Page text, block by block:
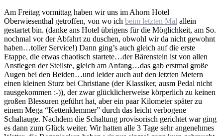
Am Freitag vormittag haben wir uns im Ahorn Hotel
Oberwiesenthal getroffen, von wo ich beim letzten Mal allein
gestartet bin. (danke ans Hotel übrigens für die Möglichkeit, am So.
nochmal vor der Abfahrt zu duschen, obwohl wir da nicht gewohnt
haben…toller Service!) Dann ging’s auch gleich auf die erste
Etappe, die etwas chaotisch startete…der Bärenstein ist von allen
Anstiegen der Steilste, gleich am Anfang…das gab erstmal große
Augen bei den Beiden…und leider auch auf den letzten Metern
einen kleinen Sturz bei Christiane (der Klassiker, ausm Pedal nicht
rausgekommen :-)), der zwar glücklicherweise körperlich zu keinen
großen Blessuren geführt hat, aber ein paar Kilometer später zu
einem Mega “Kettenklemmer” durch das leicht verbogene
Schaltauge. Nachdem die Schaltung provisorisch gerichtet war ging
es dann zum Glück weiter. Wir hatten alle 3 Tage sehr angenehmes